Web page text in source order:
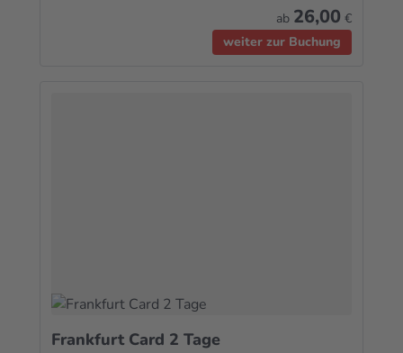
ab 26,00 €
weiter zur Buchung
Frankfurt Card 2 Tage